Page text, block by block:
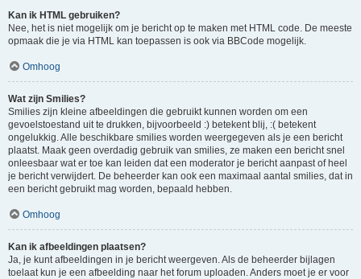
Kan ik HTML gebruiken?
Nee, het is niet mogelijk om je bericht op te maken met HTML code. De meeste
opmaak die je via HTML kan toepassen is ook via BBCode mogelijk.
Omhoog
Wat zijn Smilies?
Smilies zijn kleine afbeeldingen die gebruikt kunnen worden om een
gevoelstoestand uit te drukken, bijvoorbeeld :) betekent blij, :( betekent
ongelukkig. Alle beschikbare smilies worden weergegeven als je een bericht
plaatst. Maak geen overdadig gebruik van smilies, ze maken een bericht snel
onleesbaar wat er toe kan leiden dat een moderator je bericht aanpast of heel
je bericht verwijdert. De beheerder kan ook een maximaal aantal smilies, dat in
een bericht gebruikt mag worden, bepaald hebben.
Omhoog
Kan ik afbeeldingen plaatsen?
Ja, je kunt afbeeldingen in je bericht weergeven. Als de beheerder bijlagen
toelaat kun je een afbeelding naar het forum uploaden. Anders moet je er voor